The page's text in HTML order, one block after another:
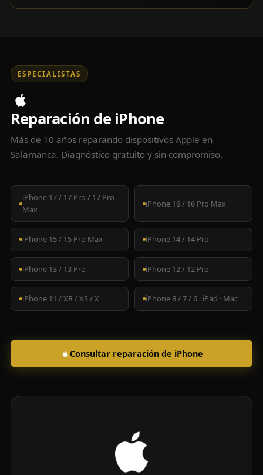
ESPECIALISTAS
Reparación de iPhone
Más de 10 años reparando dispositivos Apple en
Salamanca. Diagnóstico gratuito y sin compromiso.
iPhone 17 / 17 Pro / 17 Pro
Max
iPhone 16 / 16 Pro Max
iPhone 15 / 15 Pro Max iPhone 14 / 14 Pro
iPhone 13 / 13 Pro iPhone 12 / 12 Pro
iPhone 11 / XR / XS / X iPhone 8 / 7 / 6 · iPad · Mac
Consultar reparación de iPhone